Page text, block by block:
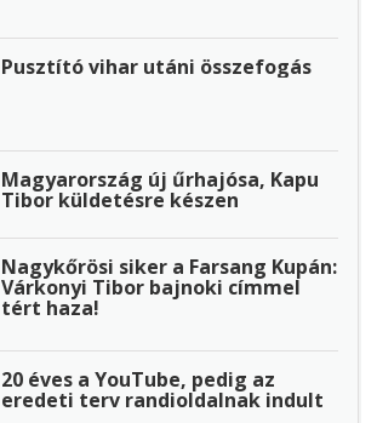
Pusztító vihar utáni összefogás
Magyarország új űrhajósa, Kapu
Tibor küldetésre készen
Nagykőrösi siker a Farsang Kupán:
Várkonyi Tibor bajnoki címmel
tért haza!
20 éves a YouTube, pedig az
eredeti terv randioldalnak indult